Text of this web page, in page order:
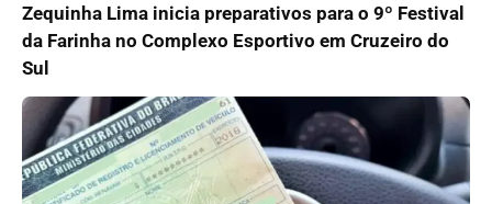
Zequinha Lima inicia preparativos para o 9º Festival
da Farinha no Complexo Esportivo em Cruzeiro do
Sul